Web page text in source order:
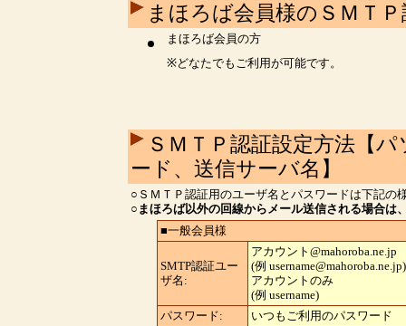
まほろば会員様のＳＭＴ
まほろば会員の方
※どなたでもご利用が可能です。
ＳＭＴＰ認証設定方法【
ード、送信サーバ名】
○ＳＭＴＰ認証用のユーザ名とパスワードは下記の
○ まほろば以外の回線からメール送信される場合は
■一般会員様
SMTP認証ユー
ザ名:
アカウント@mahoroba.ne.jp
(例
アカウントのみ
(例 username)
パスワード:
いつもご利用のパスワード